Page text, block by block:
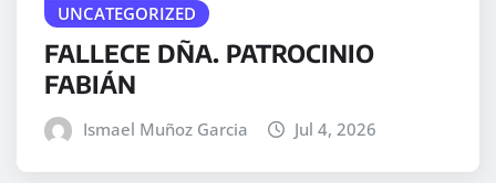
UNCATEGORIZED
FALLECE DÑA. PATROCINIO
FABIÁN
Ismael Muñoz Garcia Jul 4, 2026